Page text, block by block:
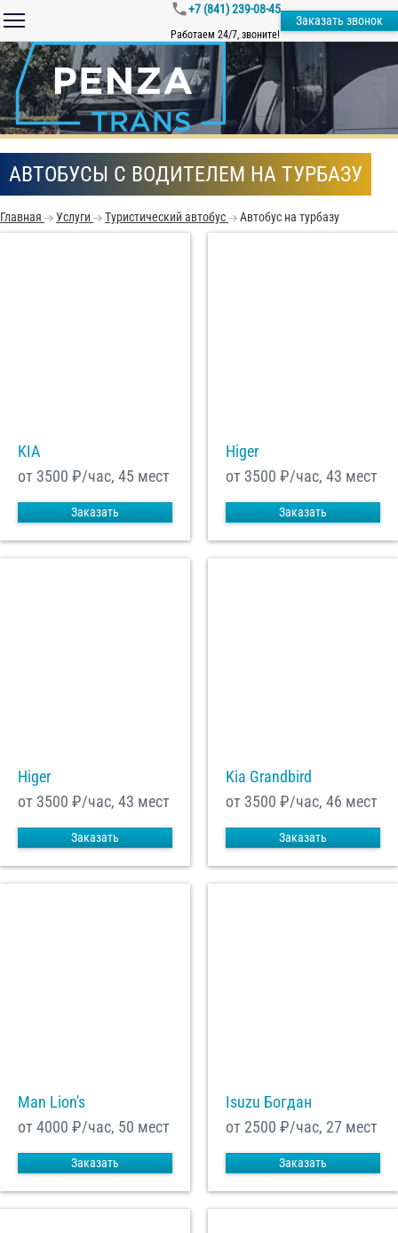
+7 (841) 239-08-45
Работаем 24/7, звоните!
Заказать звонок
АВТОБУСЫ С ВОДИТЕЛЕМ НА ТУРБАЗУ
Главная Услуги Туристический автобус Автобус на турбазу
KIA
от 3500 ₽/час, 45 мест
Заказать
Higer
от 3500 ₽/час, 43 мест
Заказать
Higer
от 3500 ₽/час, 43 мест
Заказать
Kia Grandbird
от 3500 ₽/час, 46 мест
Заказать
Man Lion's
от 4000 ₽/час, 50 мест
Заказать
Isuzu Богдан
от 2500 ₽/час, 27 мест
Заказать
ознакомлен(а), даю согласие на
обработку моих Персональных данных